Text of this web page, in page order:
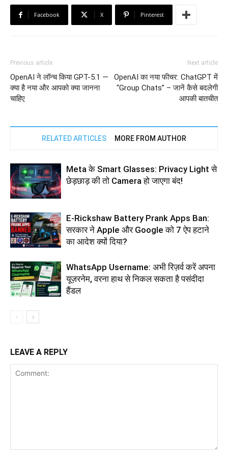
Facebook X Pinterest
Previous article
OpenAI ने लॉन्च किया GPT-5.1 —
क्या है नया और आपको क्या जानना
चाहिए
Next article
OpenAI का नया फीचर: ChatGPT में
“Group Chats” – जानें कैसे बदलेगी
आपकी बातचीत
RELATED ARTICLES MORE FROM AUTHOR
Meta के Smart Glasses: Privacy Light से
छेड़छाड़ की तो Camera हो जाएगा बंद!
E-Rickshaw Battery Prank Apps Ban:
सरकार ने Apple और Google को 7 ऐप हटाने
का आदेश क्यों दिया?
WhatsApp Username: अभी रिज़र्व करें अपना
यूज़रनेम, वरना हाथ से निकल सकता है पसंदीदा
हैंडल
LEAVE A REPLY